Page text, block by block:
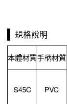
規格說明
本體材質手柄材質
S45C PVC